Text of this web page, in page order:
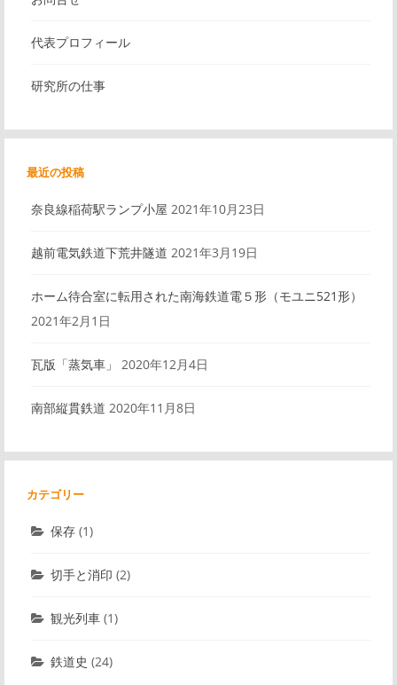
ョ
ン
代表プロフィール
研究所の仕事
最近の投稿
奈良線稲荷駅ランプ小屋 2021年10月23日
越前電気鉄道下荒井隧道 2021年3月19日
ホーム待合室に転用された南海鉄道電５形（モユニ521形）
2021年2月1日
瓦版「蒸気車」 2020年12月4日
南部縦貫鉄道 2020年11月8日
カテゴリー
保存 (1)
切手と消印 (2)
観光列車 (1)
鉄道史 (24)